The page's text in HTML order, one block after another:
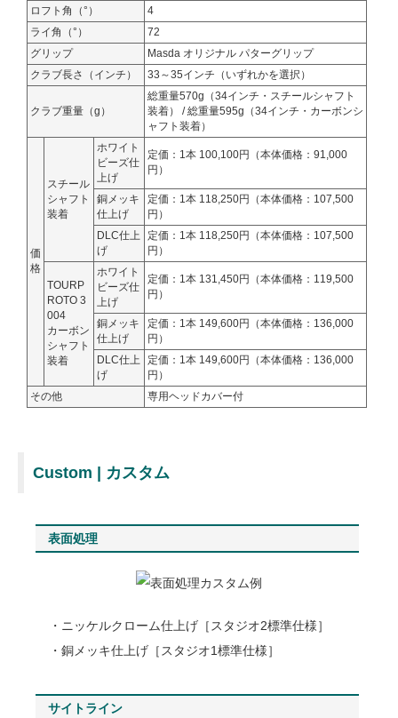
ロフト角（°）
4
ライ角（°）
72
グリップ
Masda オリジナル パターグリップ
クラブ長さ（インチ）
33～35インチ（いずれかを選択）
クラブ重量（g）
総重量570g（34インチ・スチールシャフト
装着） / 総重量595g（34インチ・カーボンシ
ャフト装着）
価
格
スチール
シャフト
装着
ホワイト
ビーズ仕
上げ
定価：1本 100,100円（本体価格：91,000
円）
銅メッキ
仕上げ
定価：1本 118,250円（本体価格：107,500
円）
DLC仕上
げ
定価：1本 118,250円（本体価格：107,500
円）
TOURP
ROTO 3
004
カーボン
シャフト
装着
ホワイト
ビーズ仕
上げ
定価：1本 131,450円（本体価格：119,500
円）
銅メッキ
仕上げ
定価：1本 149,600円（本体価格：136,000
円）
DLC仕上
げ
定価：1本 149,600円（本体価格：136,000
円）
その他
専用ヘッドカバー付
Custom | カスタム
表面処理
・ニッケルクローム仕上げ［スタジオ2標準仕様］
・銅メッキ仕上げ［スタジオ1標準仕様］
サイトライン